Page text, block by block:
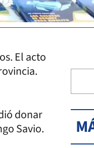
El acto
donar
Savio.